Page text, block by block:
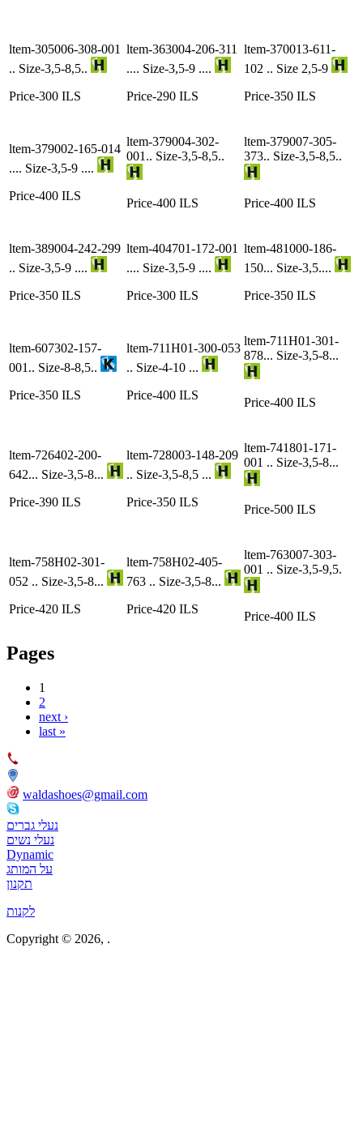
ltem-305006-308-001
.. Size-3,5-8,5..
Price-300 ILS
ltem-363004-206-311
.... Size-3,5-9 ....
Price-290 ILS
ltem-370013-611-
102 .. Size 2,5-9
Price-350 ILS
ltem-379002-165-014
.... Size-3,5-9 ....
Price-400 ILS
ltem-379004-302-
001.. Size-3,5-8,5..
Price-400 ILS
ltem-379007-305-
373.. Size-3,5-8,5..
Price-400 ILS
ltem-389004-242-299
.. Size-3,5-9 ....
Price-350 ILS
ltem-404701-172-001
.... Size-3,5-9 ....
Price-300 ILS
ltem-481000-186-
150... Size-3,5....
Price-350 ILS
ltem-607302-157-
001.. Size-8-8,5..
Price-350 ILS
ltem-711H01-300-053
.. Size-4-10 ...
Price-400 ILS
ltem-711H01-301-
878... Size-3,5-8...
Price-400 ILS
ltem-726402-200-
642... Size-3,5-8...
Price-390 ILS
ltem-728003-148-209
.. Size-3,5-8,5 ...
Price-350 ILS
ltem-741801-171-
001 .. Size-3,5-8...
Price-500 ILS
ltem-758H02-301-
052 .. Size-3,5-8...
Price-420 ILS
ltem-758H02-405-
763 .. Size-3,5-8...
Price-420 ILS
ltem-763007-303-
001 .. Size-3,5-9,5.
Price-400 ILS
Pages
1
2
next ›
last »
waldashoes@gmail.com
נעלי גברים
נעלי נשים
Dynamic
על המותג
תקנון
לקנות
Copyright © 2026, .